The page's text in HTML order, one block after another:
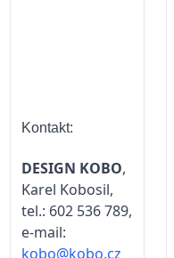
Kontakt:
DESIGN KOBO,
Karel Kobosil,
tel.: 602 536 789,
e-mail:
kobo@kobo.cz